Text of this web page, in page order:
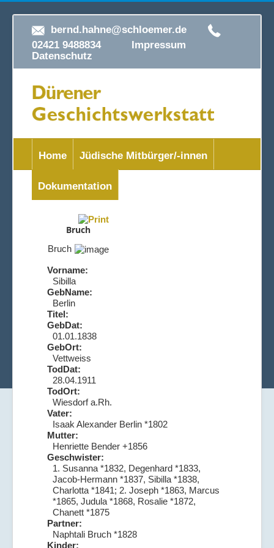
bernd.hahne@schloemer.de
02421 9488834 Impressum
Datenschutz
Home Jüdische Mitbürger/-innen
Dokumentation
Bruch
Bruch
Vorname:
Sibilla
GebName:
Berlin
Titel:
GebDat:
01.01.1838
GebOrt:
Vettweiss
TodDat:
28.04.1911
TodOrt:
Wiesdorf a.Rh.
Vater:
Isaak Alexander Berlin *1802
Mutter:
Henriette Bender +1856
Geschwister:
1. Susanna *1832, Degenhard *1833,
Jacob-Hermann *1837, Sibilla *1838,
Charlotta *1841; 2. Joseph *1863, Marcus
*1865, Judula *1868, Rosalie *1872,
Chanett *1875
Partner:
Naphtali Bruch *1828
Kinder: